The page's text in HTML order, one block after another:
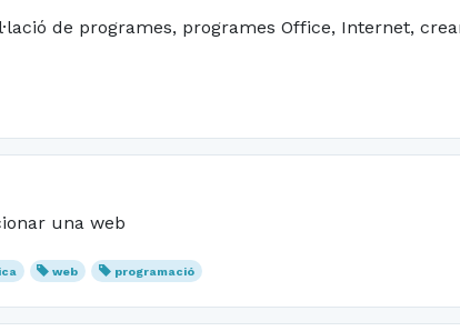
de programes, programes Office, Internet,
una web
web programació